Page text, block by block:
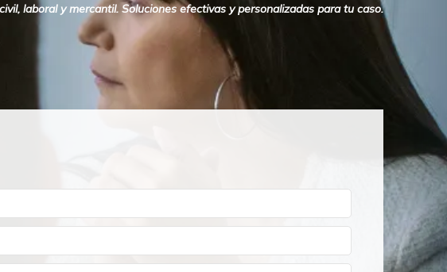
laboral y mercantil. Soluciones efectivas y personalizadas para tu caso.